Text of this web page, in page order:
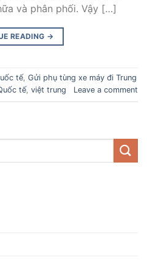
và phân phối. Vậy […]
READING →
tế, Gửi phụ tùng xe máy đi Trung
tế, việt trung Leave a comment